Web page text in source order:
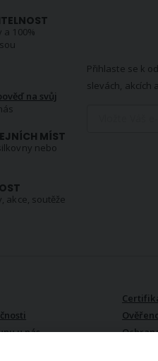
100%
na svůj
MÍST
nebo
akce, soutěže
Přihlaste se k
slevách, akcích
u nás